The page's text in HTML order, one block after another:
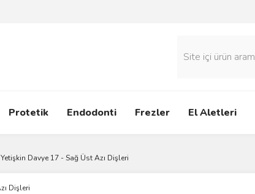
Protetik Endodonti Frezler El Aletleri
Yetişkin Davye 17 - Sağ Üst Azı Dişleri